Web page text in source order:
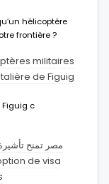
hélicoptère
frontière ?
militaires
de Figuig
c
مصر تمنح
de visa